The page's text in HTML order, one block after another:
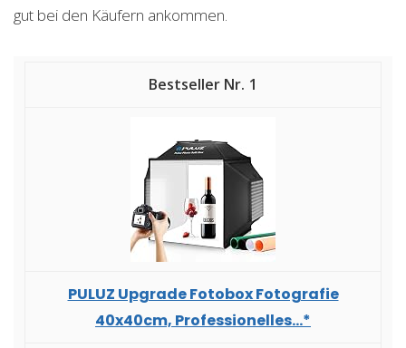
gut bei den Käufern ankommen.
1
PULUZ Upgrade Fotobox Fotografie
40x40cm, Professionelles...*